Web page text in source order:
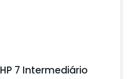
7 Intermediário